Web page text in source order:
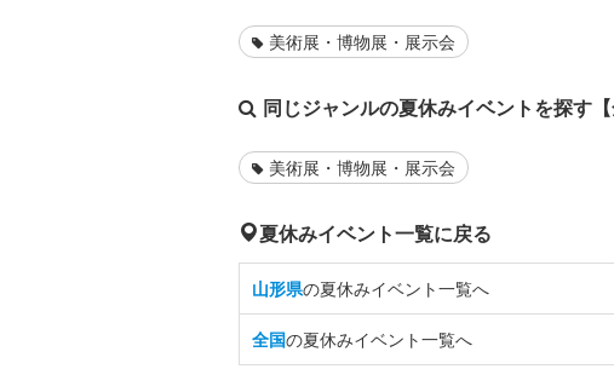
美術展・博物展・展示会
同じジャンルの夏休みイベントを探す【
美術展・博物展・展示会
夏休みイベント一覧に戻る
山形県の夏休みイベント一覧へ
全国の夏休みイベント一覧へ